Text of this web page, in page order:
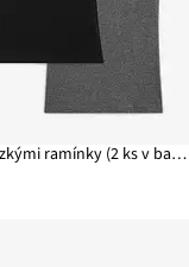
Top s úzkými ramínky (2 ks v balení)